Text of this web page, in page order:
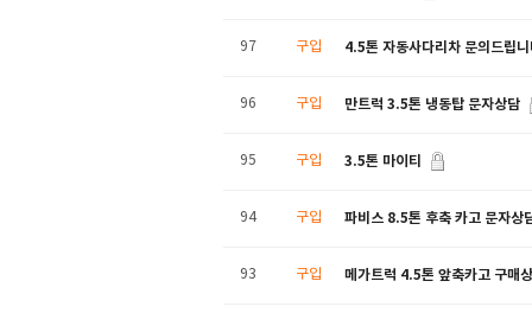
97 구입 4.5톤 자동사다리차 문의드립니
96 구입 만트럭 3.5톤 냉동탑 문자상담
95 구입 3.5톤 마이티
94 구입 파비스 8.5톤 후축 카고 문자상
93 구입 메가트럭 4.5톤 앞축카고 구매